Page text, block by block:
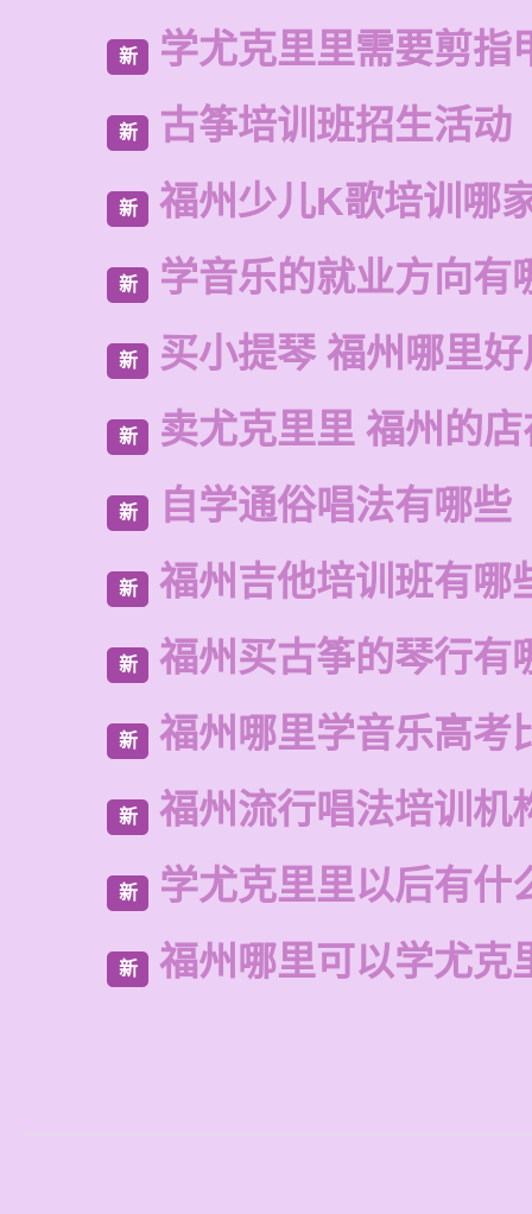
新 学尤克里里需要剪指
新 古筝培训班招生活动
新 福州少儿K歌培训哪
新 学音乐的就业方向有
新 买小提琴 福州哪里好
新 卖尤克里里 福州的
新 自学通俗唱法有哪些
新 福州吉他培训班有哪
新 福州买古筝的琴行有
新 福州哪里学音乐高考
新 福州流行唱法培训机
新 学尤克里里以后有什
新 福州哪里可以学尤克